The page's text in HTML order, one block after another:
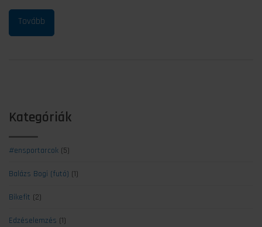
Kategóriák
#ensportarcok (5)
Balázs Bogi (futó) (1)
Bikefit (2)
Edzéselemzés (1)